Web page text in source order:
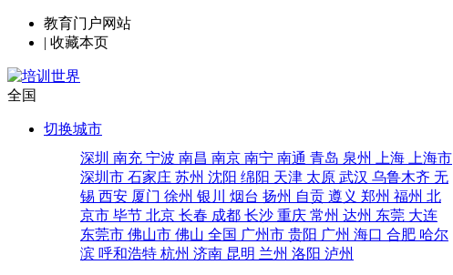
教育门户网站
| 收藏本页
全国
切换城市
深圳 南充 宁波 南昌 南京 南宁 南通 青岛 泉州 上海
上海市
深圳市 石家庄 苏州 沈阳 绵阳 天津 太原 武汉 乌鲁木齐 无
锡 西安 厦门 徐州 银川 烟台 扬州 自贡 遵义 郑州 福州 北
京市 毕节 北京 长春 成都 长沙 重庆 常州 达州 东莞 大连
东莞市 佛山市 佛山 全国 广州市 贵阳 广州 海口 合肥 哈尔
滨 呼和浩特 杭州 济南 昆明 兰州 洛阳 泸州